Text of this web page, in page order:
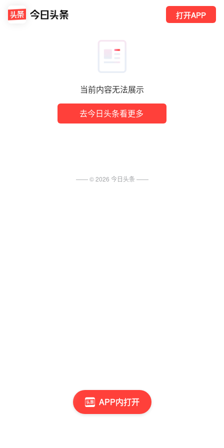
当前内容无法展示
去今日头条看更多
打开APP
APP内打开
—— ©2026 今日头条 ——